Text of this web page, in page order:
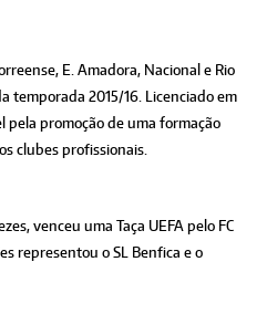
E. Amadora, Nacional e Rio
temporada 2015/16. Licenciado em
pela promoção de uma formação
clubes profissionais.
venceu uma Taça UEFA pelo FC
representou o SL Benfica e o